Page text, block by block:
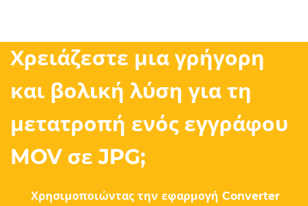
Χρειάζεστε μια γρήγορη
και βολική λύση για τη
μετατροπή ενός εγγράφου
MOV σε JPG;
Χρησιμοποιώντας την εφαρμογή Converter